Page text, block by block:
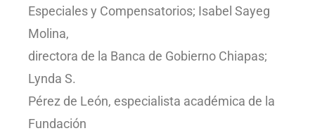
Especiales y Compensatorios; Isabel Sayeg
Molina,
directora de la Banca de Gobierno Chiapas;
Lynda S.
Pérez de León, especialista académica de la
Fundación